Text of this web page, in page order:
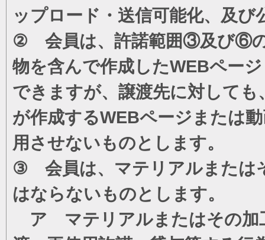
ップロード・送信可能化、及
② 会員は、許諾範囲③及び⑥の
物を含んで作成したWEBペー
できますが、譲渡先に対して
が作成するWEBページまたは
用させないものとします。
③ 会員は、マテリアルまたは
はならないものとします。
ア マテリアルまたはその加